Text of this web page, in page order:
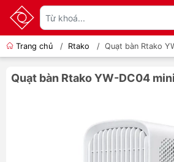
Trang chủ / Rtako / Quạt bàn Rtako
Quạt bàn Rtako YW-DC04